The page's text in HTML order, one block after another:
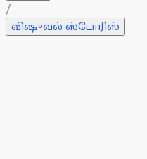
/
விஷுவல் ஸ்டோரிஸ்